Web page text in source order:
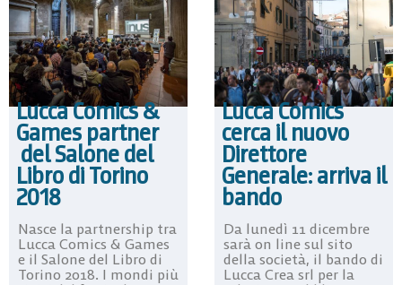
Lucca Comics &
Games partner
del Salone del
Libro di Torino
2018
Nasce la partnership tra
Lucca Comics & Games
e il Salone del Libro di
Torino 2018. I mondi più
Lucca Comics
cerca il nuovo
Direttore
Generale: arriva il
bando
Da lunedì 11 dicembre
sarà on line sul sito
della società, il bando di
Lucca Crea srl per la